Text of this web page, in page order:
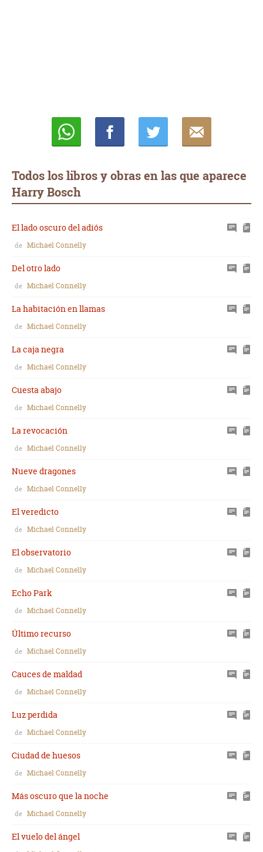
Todos los libros y obras en las que aparece
Harry Bosch
El lado oscuro del adiós
de Michael Connelly
Del otro lado
de Michael Connelly
La habitación en llamas
de Michael Connelly
La caja negra
de Michael Connelly
Cuesta abajo
de Michael Connelly
La revocación
de Michael Connelly
Nueve dragones
de Michael Connelly
El veredicto
de Michael Connelly
El observatorio
de Michael Connelly
Echo Park
de Michael Connelly
Último recurso
de Michael Connelly
Cauces de maldad
de Michael Connelly
Luz perdida
de Michael Connelly
Ciudad de huesos
de Michael Connelly
Más oscuro que la noche
de Michael Connelly
El vuelo del ángel